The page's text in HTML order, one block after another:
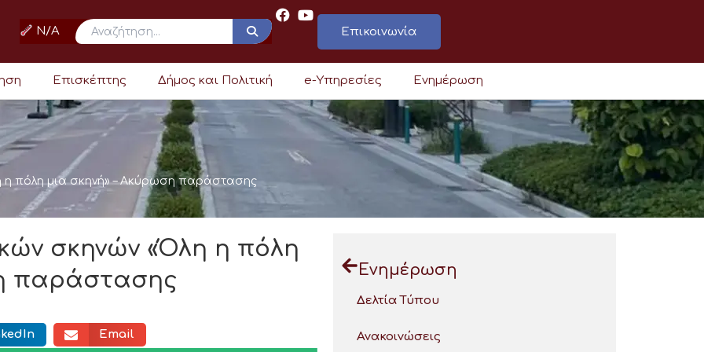
N/A Επικοινωνία
Επισκέπτης Δήμος και Πολιτική e-Υπηρεσίες Ενημέρωση
η πόλη μια σκηνή» – Ακύρωση παράστασης
σκηνών «Όλη η πόλη
παράστασης
Email
Ενημέρωση
Δελτία Τύπου
Ανακοινώσεις